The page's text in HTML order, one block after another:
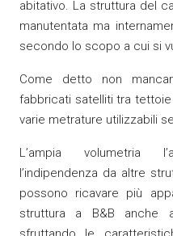
abitativo. La struttura del
manutentata ma
secondo lo scopo a cui si
Come detto non
fabbricati satelliti tra
varie metrature utilizzabili
L’ampia volumetria
l’indipendenza da altre
possono ricavare più
struttura a B&B anche